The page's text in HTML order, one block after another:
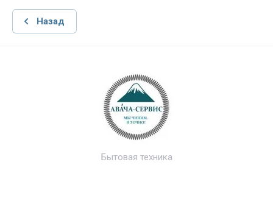
Назад
Бытовая техника